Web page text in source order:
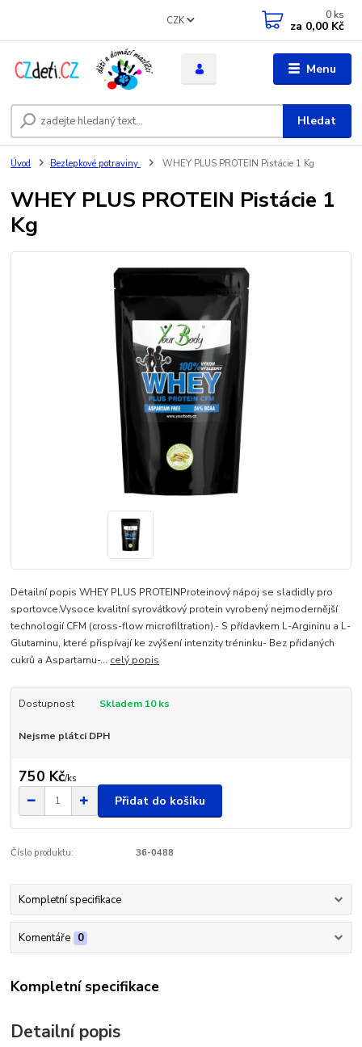
Menu
CZK
Hledat
0 ks
za 0,00 Kč
Úvod Bezlepkové potraviny WHEY PLUS PROTEIN Pistácie 1 Kg
WHEY PLUS PROTEIN Pistácie 1
Kg
Detailní popis WHEY PLUS PROTEINProteinový nápoj se sladidly pro
sportovce.Vysoce kvalitní syrovátkový protein vyrobený nejmodernější
technologií CFM (cross-flow microfiltration).- S přídavkem L-Argininu a L-
Glutaminu, které přispívají ke zvýšení intenzity tréninku- Bez přidaných
cukrů a Aspartamu-... celý popis
Dostupnost Skladem 10 ks
Nejsme plátci DPH
750 Kč/ks
Přidat do košíku
Číslo produktu: 36-0488
Kompletní specifikace
Komentáře 0
Kompletní specifikace
Detailní popis